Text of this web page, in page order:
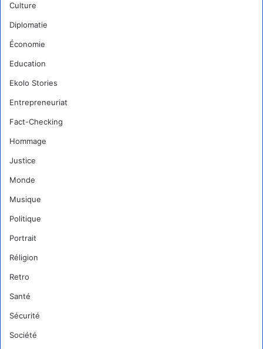
Culture
Diplomatie
Économie
Education
Ekolo Stories
Entrepreneuriat
Fact-Checking
Hommage
Justice
Monde
Musique
Politique
Portrait
Réligion
Retro
Santé
Sécurité
Société